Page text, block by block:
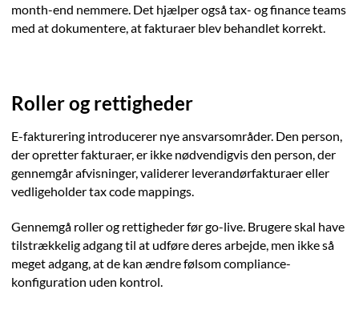
month-end nemmere. Det hjælper også tax- og finance teams
med at dokumentere, at fakturaer blev behandlet korrekt.
Roller og rettigheder
E-fakturering introducerer nye ansvarsområder. Den person,
der opretter fakturaer, er ikke nødvendigvis den person, der
gennemgår afvisninger, validerer leverandørfakturaer eller
vedligeholder tax code mappings.
Gennemgå roller og rettigheder før go-live. Brugere skal have
tilstrækkelig adgang til at udføre deres arbejde, men ikke så
meget adgang, at de kan ændre følsom compliance-
konfiguration uden kontrol.